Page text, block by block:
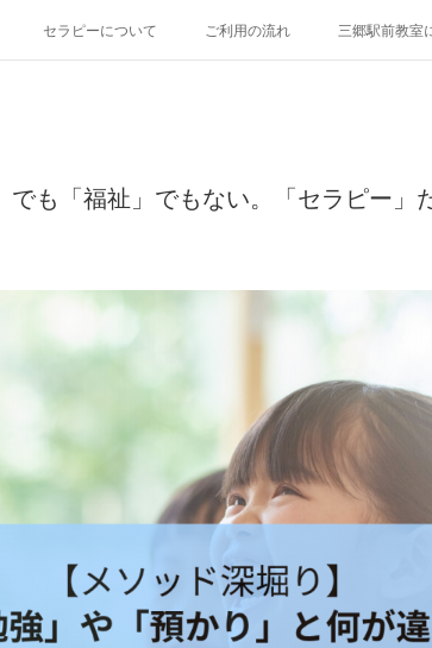
セラピーについて ご利用の流れ 三郷駅前教室
でも「福祉」でもない。「セラピー」